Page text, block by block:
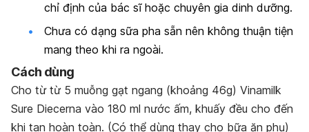
chỉ định của bác sĩ hoặc chuyên gia dinh dưỡng.
Chưa có dạng sữa pha sẵn nên không thuận tiện
mang theo khi ra ngoài.
Cách dùng
Cho từ từ 5 muỗng gạt ngang (khoảng 46g) Vinamilk
Sure Diecerna vào 180 ml nước ấm, khuấy đều cho đến
khi tan hoàn toàn. (Có thể dùng thay cho bữa ăn phụ)